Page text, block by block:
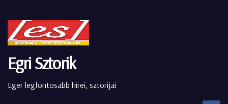
Egri Sztorik
Eger legfontosabb hírei, sztorijai